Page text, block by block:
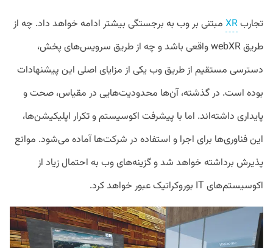
تجاربXR مبتنی بر وب به برجستگی بیشتر ادامه خواهد داد. چه از
طریق webXR واقعی باشد و چه از طریق سرویس‌های پخش،
دسترسی مستقیم از طریق وب یکی از مزایای اصلی این پیشنهادات
بوده است. در گذشته، آن‌ها محدودیت‌هایی در مقیاس، صحت و
پایداری داشته‌اند. اما با پیشرفت اکوسیستم و تکرار اپلیکیشن‌ها،
این فناوری‌ها برای اجرا و استفاده در شرکت‌ها آماده می‌شود. موانع
پذیرش برداشته خواهد شد و گزینه‌های وب به احتمال زیاد از
اکوسیستم‌های IT بوروکراتیک عبور خواهد کرد.